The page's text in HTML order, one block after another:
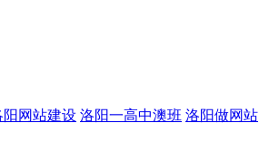
阳网站建设 洛阳一高中澳班 洛阳做网站